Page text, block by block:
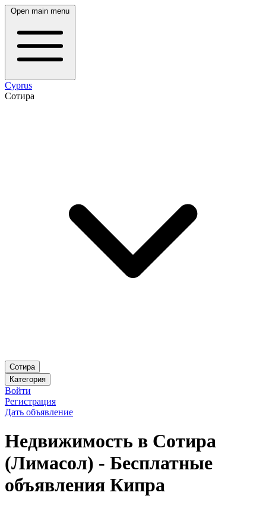
Open main menu
Cyprus
Сотира
Сотира
Категория
Войти
Регистрация
Дать объявление
Недвижимость в Сотира
(Лимасол) - Бесплатные
объявления Кипра